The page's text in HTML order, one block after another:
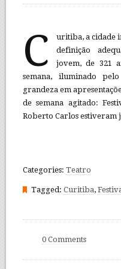
C
uritiba, a cidade
definição
jovem, de 321
semana, iluminado
grandeza em
de semana agitado:
Roberto Carlos estiveram
Categories: Teatro
Tagged: Curitiba,
0 Comments